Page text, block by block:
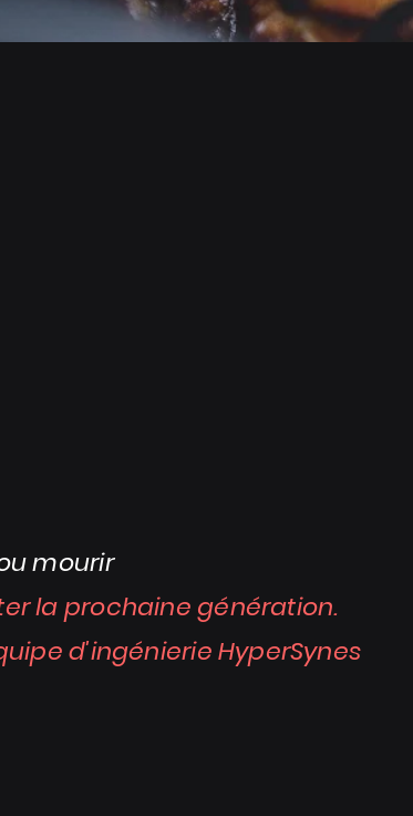
mourir
la prochaine génération.
d'ingénierie HyperSynes